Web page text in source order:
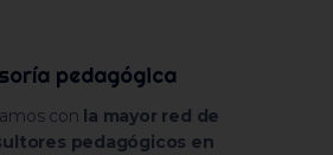
pedagógica
con la mayor red de
pedagógicos en